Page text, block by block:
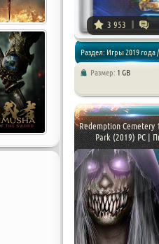
3 953
Раздел: Игры 2019 года /
Размер: 1 GB
Redemption Cemetery
Park (2019) PC |